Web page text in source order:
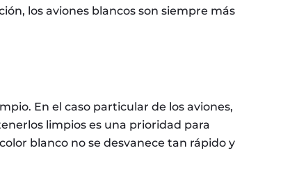
los aviones blancos son siempre más
En el caso particular de los aviones,
limpios es una prioridad para
blanco no se desvanece tan rápido y